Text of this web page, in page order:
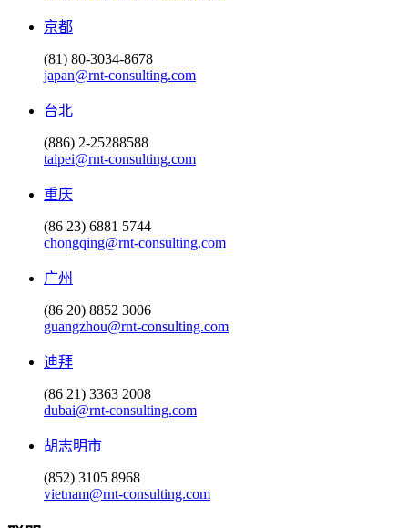
京都
(81) 80-3034-8678
japan@rnt-consulting.com
台北
(886) 2-25288588
taipei@rnt-consulting.com
重庆
(86 23) 6881 5744
chongqing@rnt-consulting.com
广州
(86 20) 8852 3006
guangzhou@rnt-consulting.com
迪拜
(86 21) 3363 2008
dubai@rnt-consulting.com
胡志明市
(852) 3105 8968
vietnam@rnt-consulting.com